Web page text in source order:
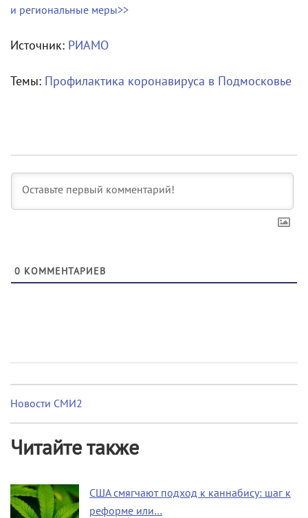
и региональные меры>>
Источник: РИАМО
Темы: Профилактика коронавируса в Подмосковье
0 КОММЕНТАРИЕВ
Новости СМИ2
Читайте также
США смягчают подход к каннабису: шаг к
реформе или…